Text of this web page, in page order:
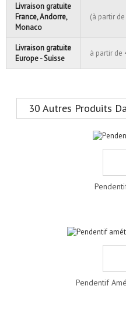
Livraison gratuite
France, Andorre,
Monaco
(à partir
Livraison gratuite
Europe - Suisse
à partir de
30 Autres Produits
Pendentif